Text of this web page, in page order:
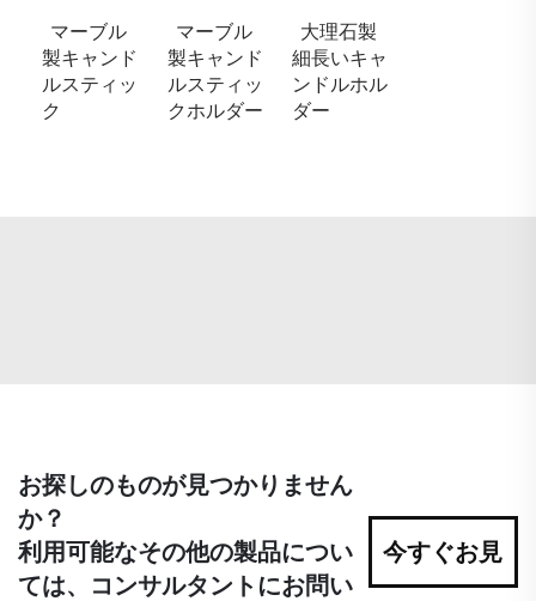
マーブル
製キャンド
ルスティッ
ク
マーブル
製キャンド
ルスティッ
クホルダー
大理石製
細長いキャ
ンドルホル
ダー
お探しのものが見つかりません
か？
利用可能なその他の製品につい
ては、コンサルタントにお問い
今すぐお見